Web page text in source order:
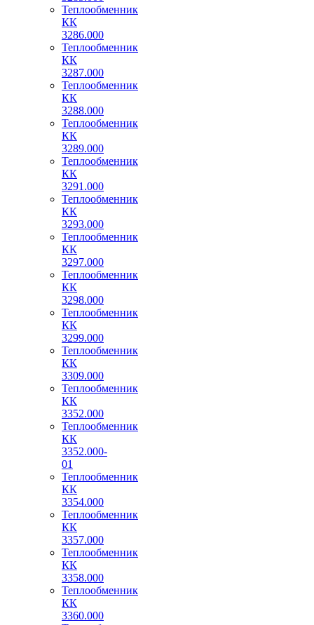
Теплообменник
КК
3286.000
Теплообменник
КК
3287.000
Теплообменник
КК
3288.000
Теплообменник
КК
3289.000
Теплообменник
КК
3291.000
Теплообменник
КК
3293.000
Теплообменник
КК
3297.000
Теплообменник
КК
3298.000
Теплообменник
КК
3299.000
Теплообменник
КК
3309.000
Теплообменник
КК
3352.000
Теплообменник
КК
3352.000-
01
Теплообменник
КК
3354.000
Теплообменник
КК
3357.000
Теплообменник
КК
3358.000
Теплообменник
КК
3360.000